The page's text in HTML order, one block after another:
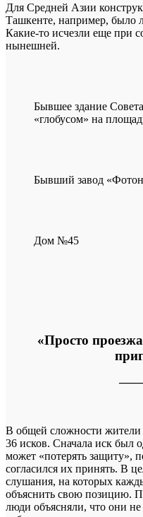
Для Средней Азии
Ташкенте, например, было
Какие-то исчезли еще при
нынешней.
Бывшее здание
«глобусом» на
Бывший завод
Дом №45
«Просто
В общей сложности
36 исков. Сначала иск был
может «потерять защиту»,
согласился их принять. В
слушания, на которых
объяснить свою позицию.
люди объясняли, что они